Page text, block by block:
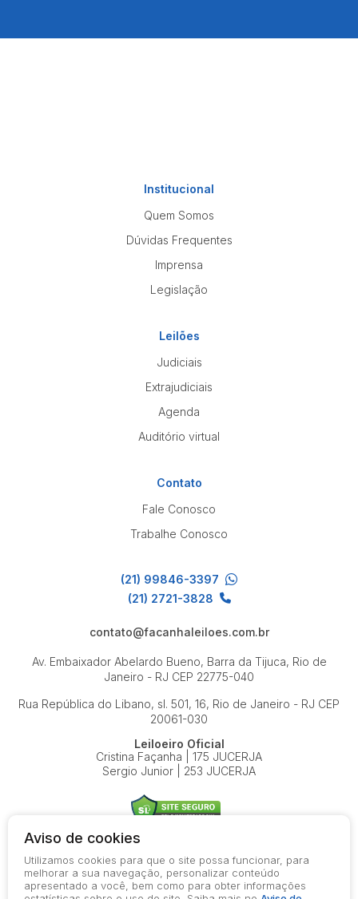
Institucional
Quem Somos
Dúvidas Frequentes
Imprensa
Legislação
Leilões
Judiciais
Extrajudiciais
Agenda
Auditório virtual
Contato
Fale Conosco
Trabalhe Conosco
(21) 99846-3397
(21) 2721-3828
contato@facanhaleiloes.com.br
Av. Embaixador Abelardo Bueno, Barra da Tijuca, Rio de
Janeiro - RJ CEP 22775-040
Rua República do Libano, sl. 501, 16, Rio de Janeiro - RJ CEP
20061-030
Leiloeiro Oficial
Cristina Façanha | 175 JUCERJA
Sergio Junior | 253 JUCERJA
© 2026-present - Todos os direitos reservados
Política de Privacidade
Aviso de cookies
Utilizamos cookies para que o site possa funcionar, para
melhorar a sua navegação, personalizar conteúdo
apresentado a você, bem como para obter informações